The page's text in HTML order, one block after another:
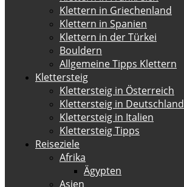
Klettern in Griechenland
Klettern in Spanien
Klettern in der Türkei
Bouldern
Allgemeine Tipps Klettern
Klettersteig
Klettersteig in Österreich
Klettersteig in Deutschland
Klettersteig in Italien
Klettersteig Tipps
Reiseziele
Afrika
Ägypten
Asien